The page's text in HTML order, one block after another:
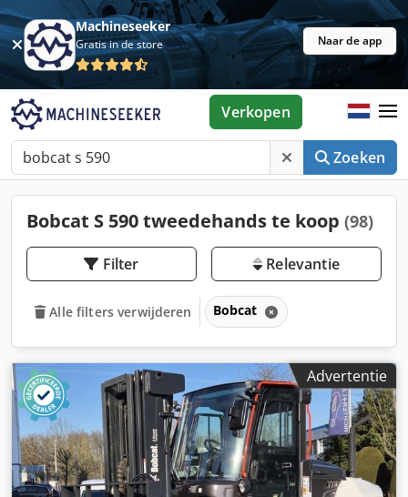
Machineseeker
Gratis in de store Naar de app
Zoeken
Verkopen
Bobcat S 590 tweedehands te koop (98)
Filter Relevantie
Alle filters verwijderen Bobcat
Advertentie